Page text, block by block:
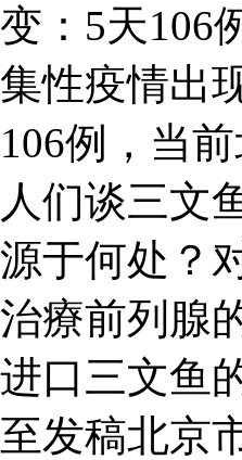
变：5天106
集性疫情出
106例，当
人们谈三文
源于何处？
治療前列腺
进口三文鱼
至发稿北京